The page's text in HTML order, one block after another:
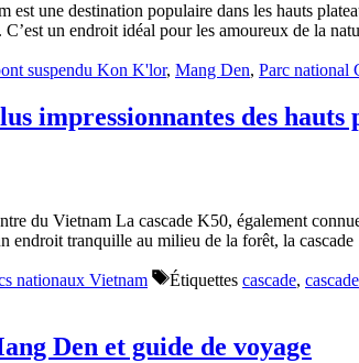
une destination populaire dans les hauts
un endroit idéal pour les amoureux de la
suspendu Kon K'lor, Mang Den, Parc national
impressionnantes des
du Vietnam La cascade K50, également
endroit tranquille au milieu de la forêt, la
nationaux Vietnam Étiquettes cascade,
Den et guide de voyage